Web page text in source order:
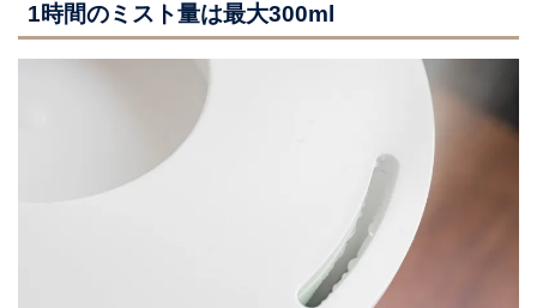
1時間のミスト量は最大300ml